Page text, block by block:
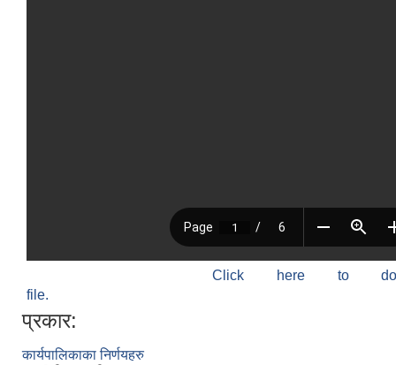
Click here to
file.
प्रकार:
कार्यपालिकाका निर्णयहरु